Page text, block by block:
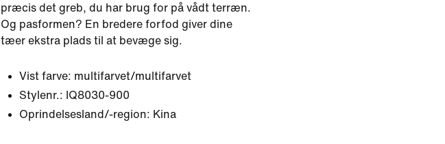
præcis det greb, du har brug for på vådt terræn.
Og pasformen? En bredere forfod giver dine
tæer ekstra plads til at bevæge sig.
Vist farve: multifarvet/multifarvet
Stylenr.: IQ8030-900
Oprindelsesland/-region: Kina